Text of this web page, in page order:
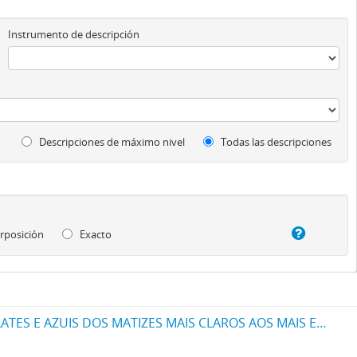
Instrumento de descripción
Descripciones de máximo nivel Todas las descripciones
Exacto
UM NOVO PROCESSO PARA FABRICAÇÃO DE MATERIAS CORANTES PRETAS ESCARLATES E AZUIS DOS MATIZES MAIS CLAROS AOS MAIS ESCUROS PARA TINGIR ALGODÃO DIRECTAMENTE